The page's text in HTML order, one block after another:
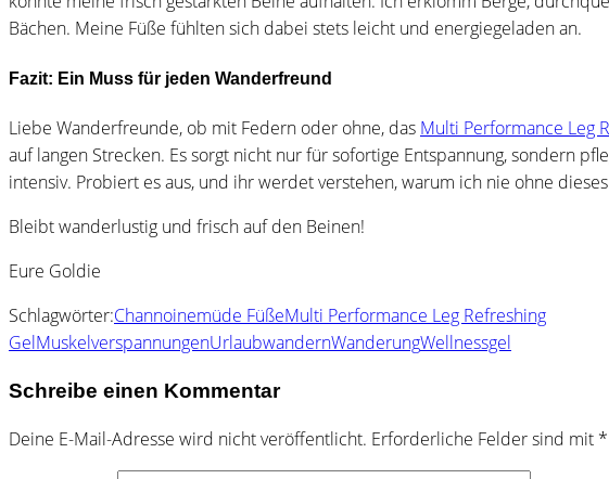
Bächen. Meine Füße fühlten sich dabei stets leicht und energiegeladen an.
Fazit: Ein Muss für jeden Wanderfreund
Liebe Wanderfreunde, ob mit Federn oder ohne, das Multi Performance Leg
auf langen Strecken. Es sorgt nicht nur für sofortige Entspannung, sondern
intensiv. Probiert es aus, und ihr werdet verstehen, warum ich nie ohne
Bleibt wanderlustig und frisch auf den Beinen!
Eure Goldie
Schlagwörter:Channoinemüde FüßeMulti Performance Leg Refreshing
GelMuskelverspannungenUrlaubwandernWanderungWellnessgel
Schreibe einen Kommentar
Deine E-Mail-Adresse wird nicht veröffentlicht. Erforderliche Felder sind mit *